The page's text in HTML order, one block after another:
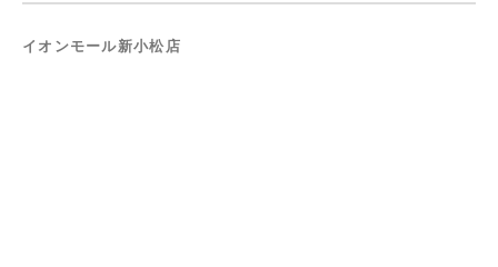
イオンモール新小松店